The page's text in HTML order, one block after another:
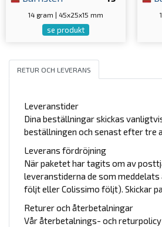
14 gram | 45x25x15 mm
se produkt
RETUR OCH LEVERANS
Leveranstider
Dina beställningar skickas
beställningen och senast efter tre
Leverans fördröjning
När paketet har tagits om av
leveranstiderna de som
följt eller Colissimo följt). Skickar
Returer och återbetalningar
Vår återbetalnings- och returpolicy